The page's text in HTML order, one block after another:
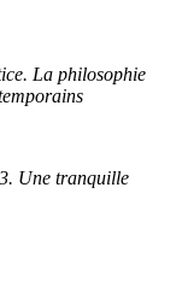
La philosophie
Une tranquille